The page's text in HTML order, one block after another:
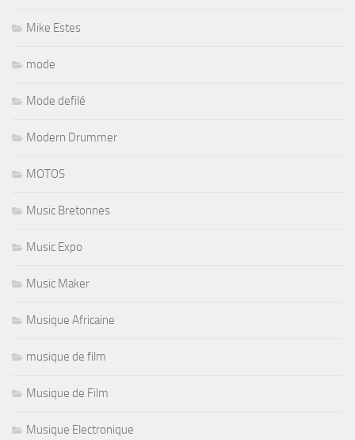
Mike Estes
mode
Mode defilé
Modern Drummer
MOTOS
Music Bretonnes
Music Expo
Music Maker
Musique Africaine
musique de film
Musique de Film
Musique Electronique